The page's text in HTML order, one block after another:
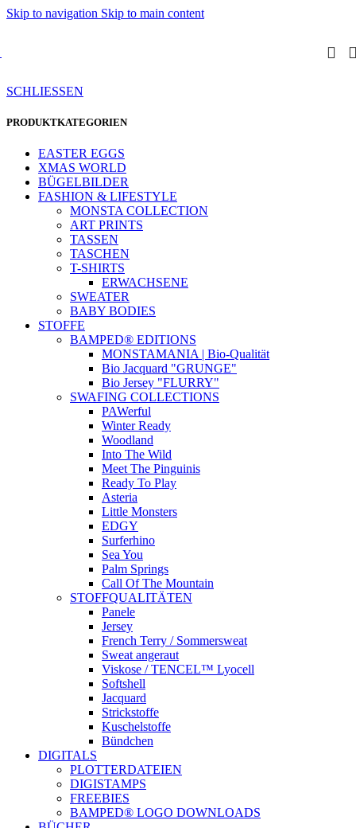
Skip to navigation Skip to main content
SCHLIESSEN
PRODUKTKATEGORIEN
EASTER EGGS
XMAS WORLD
BÜGELBILDER
FASHION & LIFESTYLE
MONSTA COLLECTION
ART PRINTS
TASSEN
TASCHEN
T-SHIRTS
ERWACHSENE
SWEATER
BABY BODIES
STOFFE
BAMPED® EDITIONS
MONSTAMANIA | Bio-Qualität
Bio Jacquard "GRUNGE"
Bio Jersey "FLURRY"
SWAFING COLLECTIONS
PAWerful
Winter Ready
Woodland
Into The Wild
Meet The Pinguinis
Ready To Play
Asteria
Little Monsters
EDGY
Surferhino
Sea You
Palm Springs
Call Of The Mountain
STOFFQUALITÄTEN
Panele
Jersey
French Terry / Sommersweat
Sweat angeraut
Viskose / TENCEL™ Lyocell
Softshell
Jacquard
Strickstoffe
Kuschelstoffe
Bündchen
DIGITALS
PLOTTERDATEIEN
DIGISTAMPS
FREEBIES
BAMPED® LOGO DOWNLOADS